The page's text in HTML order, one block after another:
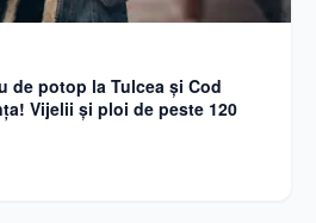
de potop la Tulcea și Cod
Vijelii și ploi de peste 120